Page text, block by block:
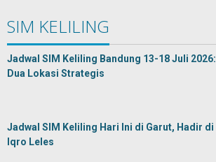
SIM KELILING
Jadwal SIM Keliling Bandung 13-18 Juli 2026:
Dua Lokasi Strategis
Jadwal SIM Keliling Hari Ini di Garut, Hadir di
Iqro Leles